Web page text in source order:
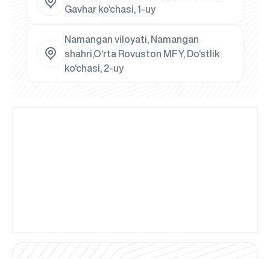
Gavhar ko‘chasi, 1-uy
Namangan viloyati, Namangan
shahri,O‘rta Rovuston MFY, Do‘stlik
ko‘chasi, 2-uy